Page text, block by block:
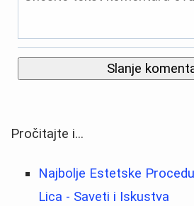
Slanje
Pročitajte i...
Najbolje Estetske
Lica - Saveti i Iskustva